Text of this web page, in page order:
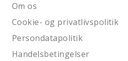
Om os
Cookie- og privatlivspolitik
Persondatapolitik
Handelsbetingelser